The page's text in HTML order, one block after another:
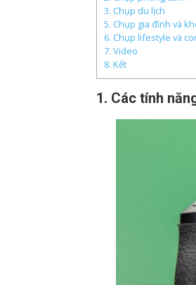
3. Chụp du lịch
5. Chụp gia đình và
6. Chụp lifestyle và
7. Video
8. Kết
1. Các tính